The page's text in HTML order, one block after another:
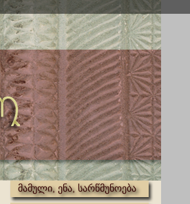
მამული, ენა, სარწმუნოება